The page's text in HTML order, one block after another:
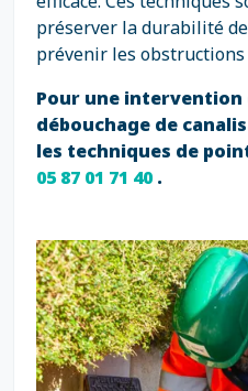
préserver la durabilité
prévenir les
Pour une intervention
débouchage de
les techniques de
05 87 01 71 40.